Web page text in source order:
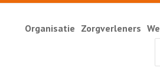
Organisatie Zorgverleners